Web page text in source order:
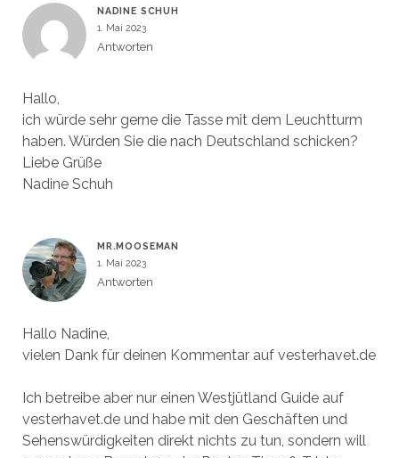
NADINE SCHUH
1. Mai 2023
Antworten
Hallo,
ich würde sehr gerne die Tasse mit dem Leuchtturm
haben. Würden Sie die nach Deutschland schicken?
Liebe Grüße
Nadine Schuh
MR.MOOSEMAN
1. Mai 2023
Antworten
Hallo Nadine,
vielen Dank für deinen Kommentar auf vesterhavet.de
Ich betreibe aber nur einen Westjütland Guide auf
vesterhavet.de und habe mit den Geschäften und
Sehenswürdigkeiten direkt nichts zu tun, sondern will